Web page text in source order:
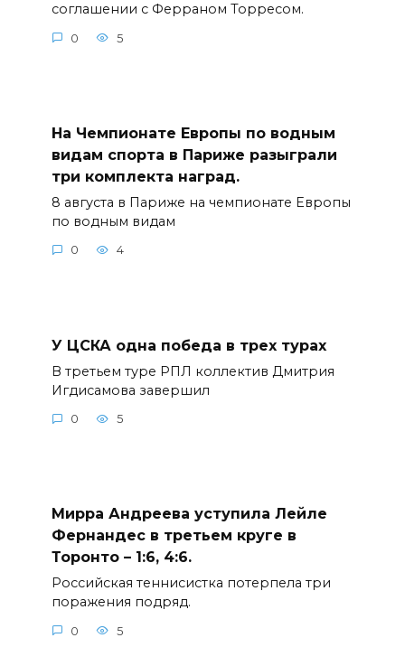
соглашении с Ферраном Торресом.
0 5
На Чемпионате Европы по водным
видам спорта в Париже разыграли
три комплекта наград.
8 августа в Париже на чемпионате Европы
по водным видам
0 4
У ЦСКА одна победа в трех турах
В третьем туре РПЛ коллектив Дмитрия
Игдисамова завершил
0 5
Мирра Андреева уступила Лейле
Фернандес в третьем круге в
Торонто – 1:6, 4:6.
Российская теннисистка потерпела три
поражения подряд.
0 5